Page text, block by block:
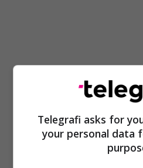
Telegrafi asks for
your personal data